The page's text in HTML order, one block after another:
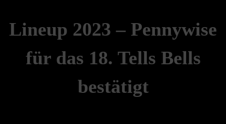
Lineup 2023 – Pennywise
für das 18. Tells Bells
bestätigt